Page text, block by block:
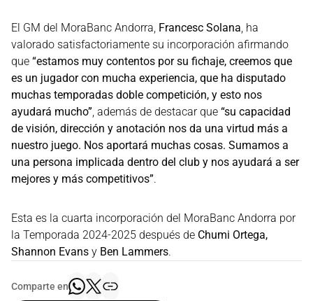
El GM del MoraBanc Andorra, Francesc Solana, ha
valorado satisfactoriamente su incorporación afirmando
que “estamos muy contentos por su fichaje, creemos que
es un jugador con mucha experiencia, que ha disputado
muchas temporadas doble competición, y esto nos
ayudará mucho”, además de destacar que “su capacidad
de visión, dirección y anotación nos da una virtud más a
nuestro juego. Nos aportará muchas cosas. Sumamos a
una persona implicada dentro del club y nos ayudará a ser
mejores y más competitivos”.
Esta es la cuarta incorporación del MoraBanc Andorra por
la Temporada 2024-2025 después de Chumi Ortega,
Shannon Evans y Ben Lammers.
Comparte en